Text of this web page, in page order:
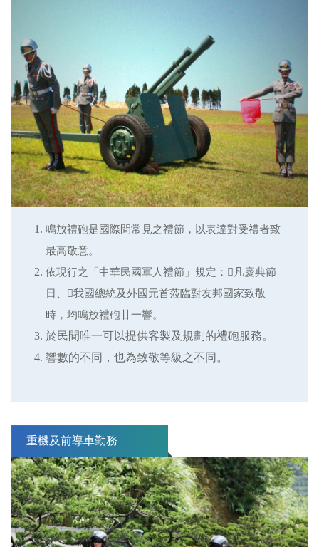
鳴放禮砲是國際間常見之禮節，以表達對受禮者致
最高敬意。
依現行之「中華民國軍人禮節」規定：凡慶典節
日、我國總統及外國元首蒞臨對友邦國家致敬
時，均鳴放禮砲廿一響。
於民間唯一可以提供客製及規劃的禮砲服務。
響數的不同，也為致敬等級之不同。
重機及前導車勤務